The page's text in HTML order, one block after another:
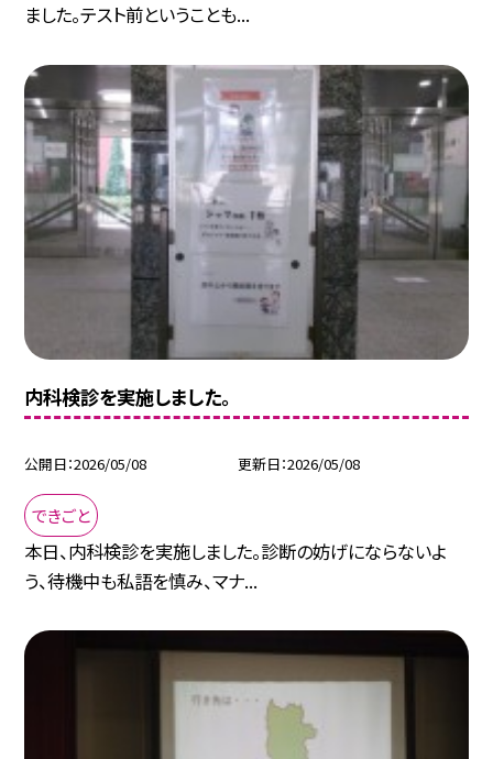
ました。テスト前ということも...
内科検診を実施しました。
公開日 2026/05/08 更新日 2026/05/08
できごと
本日、内科検診を実施しました。診断の妨げにならないよ
う、待機中も私語を慎み、マナ...